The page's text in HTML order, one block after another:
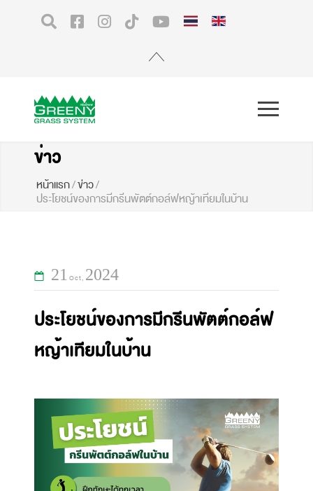
ข่าว
หน้าแรก/ข่าว/
ประโยชน์ของการมีกรีนพัตต์กอล์ฟหญ้าเทียมในบ้าน️
21 Oct 2024
ประโยชน์ของการมีกรีนพัตต์กอล์ฟ
หญ้าเทียมในบ้าน️